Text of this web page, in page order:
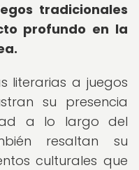
tradicionales
profundo en la
literarias a juegos
su presencia
a lo largo del
resaltan su
culturales que